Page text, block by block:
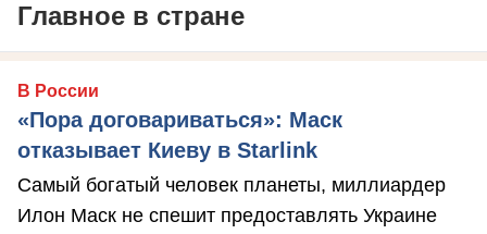
Главное в стране
В России
«Пора договариваться»: Маск
отказывает Киеву в Starlink
Самый богатый человек планеты, миллиардер
Илон Маск не спешит предоставлять Украине